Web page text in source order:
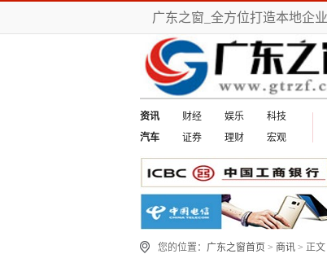
广东之窗_全方位打造本地企
资讯 财经 娱乐
科技
汽车
证券 理财 宏观
您的位置： 广东之窗首页 > 商讯 > 正文